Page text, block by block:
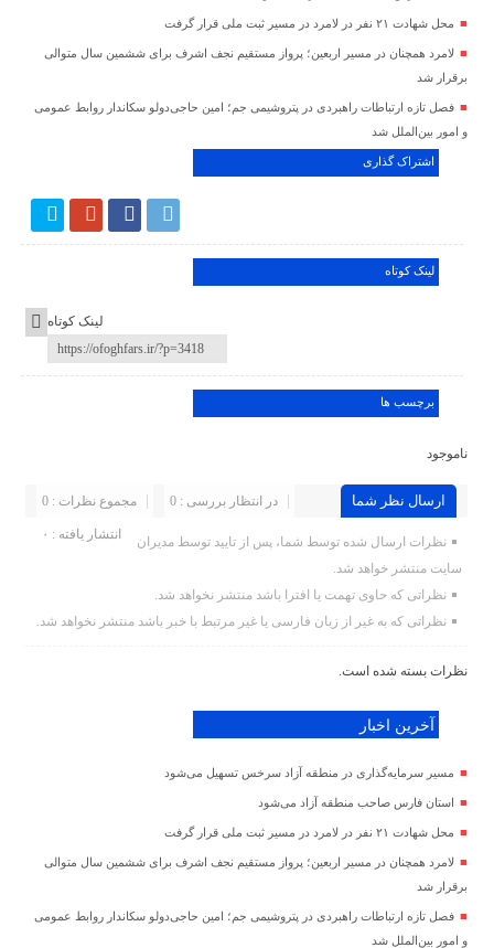
محل شهادت ۲۱ نفر در لامرد در مسیر ثبت ملی قرار گرفت
لامرد همچنان در مسیر اربعین؛ پرواز مستقیم نجف اشرف برای ششمین سال متوالی
برقرار شد
فصل تازه ارتباطات راهبردی در پتروشیمی جم؛ امین حاجی‌دولو سکاندار روابط عمومی
و امور بین‌الملل شد
اشتراک گذاری
لینک کوتاه
لینک کوتاه
برچسب ها
ناموجود
ارسال نظر شما مجموع نظرات : 0 در انتظار بررسی : 0
انتشار یافته : ۰
نظرات ارسال شده توسط شما، پس از تایید توسط مدیران
سایت منتشر خواهد شد.
نظراتی که حاوی تهمت یا افترا باشد منتشر نخواهد شد.
نظراتی که به غیر از زبان فارسی یا غیر مرتبط با خبر باشد منتشر نخواهد شد.
نظرات بسته شده است.
آخرین اخبار
مسیر سرمایه‌گذاری در منطقه آزاد سرخس تسهیل می‌شود
استان فارس صاحب منطقه آزاد می‌شود
محل شهادت ۲۱ نفر در لامرد در مسیر ثبت ملی قرار گرفت
لامرد همچنان در مسیر اربعین؛ پرواز مستقیم نجف اشرف برای ششمین سال متوالی
برقرار شد
فصل تازه ارتباطات راهبردی در پتروشیمی جم؛ امین حاجی‌دولو سکاندار روابط عمومی
و امور بین‌الملل شد